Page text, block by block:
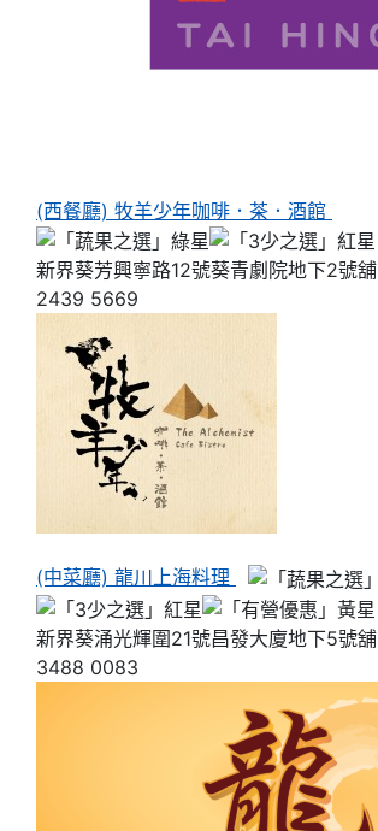
(西餐廳) 牧羊少年咖啡．茶．酒館
新界葵芳興寧路12號葵青劇院地下2號舖
2439 5669
(中菜廳) 龍川上海料理
新界葵涌光輝圍21號昌發大廈地下5號舖
3488 0083